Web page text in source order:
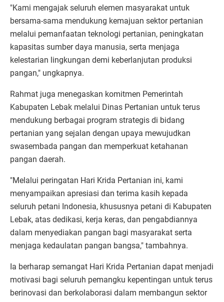
"Kami mengajak seluruh elemen masyarakat untuk
bersama-sama mendukung kemajuan sektor pertanian
melalui pemanfaatan teknologi pertanian, peningkatan
kapasitas sumber daya manusia, serta menjaga
kelestarian lingkungan demi keberlanjutan produksi
pangan," ungkapnya.
Rahmat juga menegaskan komitmen Pemerintah
Kabupaten Lebak melalui Dinas Pertanian untuk terus
mendukung berbagai program strategis di bidang
pertanian yang sejalan dengan upaya mewujudkan
swasembada pangan dan memperkuat ketahanan
pangan daerah.
"Melalui peringatan Hari Krida Pertanian ini, kami
menyampaikan apresiasi dan terima kasih kepada
seluruh petani Indonesia, khususnya petani di Kabupaten
Lebak, atas dedikasi, kerja keras, dan pengabdiannya
dalam menyediakan pangan bagi masyarakat serta
menjaga kedaulatan pangan bangsa," tambahnya.
Ia berharap semangat Hari Krida Pertanian dapat menjadi
motivasi bagi seluruh pemangku kepentingan untuk terus
berinovasi dan berkolaborasi dalam membangun sektor